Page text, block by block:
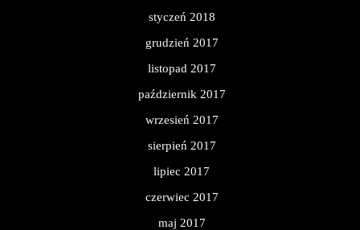
styczeń 2018
grudzień 2017
listopad 2017
październik 2017
wrzesień 2017
sierpień 2017
lipiec 2017
czerwiec 2017
maj 2017